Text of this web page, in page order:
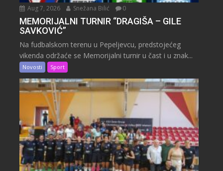
Aug 7, 2026 Snežana Bilić 0
MEMORIJALNI TURNIR “DRAGIŠA – GILE
SAVKOVIĆ”
Na fudbalskom terenu u Pepeljevcu, predstojećeg
vikenda održaće se Memorijalni turnir u čast i u znak...
Novosti Sport